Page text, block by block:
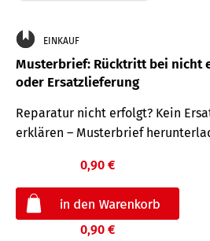
EINKAUF
Musterbrief: Rücktritt bei nicht
oder Ersatzlieferung
Reparatur nicht erfolgt? Kein
erklären – Musterbrief
0,90 €
0,90 €